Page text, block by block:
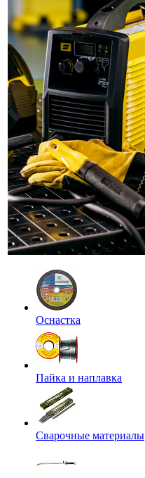
Оснастка
Пайка и наплавка
Сварочные материалы